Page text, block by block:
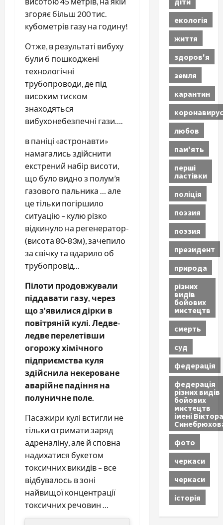
згоряє більш 200 тис.
кубометрів газу на годину!
Отже, в результаті вибуху
були б пошкоджені
технологічні
трубопроводи, де під
високим тиском
знаходяться
вибухонебезпечні гази….
в паніці «астронавти»
намагались здійснити
екстрений набір висоти,
що було видно з полум’я
газового пальника … але
це тільки погіршило
ситуацію – кулю різко
відкинуло на регенератор-
(висота 80-83м), зачепило
за свічку та вдарило об
трубопровід…
Пілоти продовжували
піддавати газу, через
що з’явилися дірки в
повітряній кулі. Ледве-
ледве перелетівши
огорожу хімічного
підприємства куля
здійснила некероване
аварійне падіння на
полуничне поле.
Пасажири кулі встигли не
тільки отримати заряд
адреналіну, але й сповна
надихатися букетом
токсичних викидів – все
відбувалось в зоні
найвищої концентрації
токсичних речовин …
екологія
життя
здоров'я
земля
карантин
коронавирус
любов
пам'ять
перші
ластівки
поліція
поэзия
поэзия
президент
природа
різних
видів
бойових
мистецтв
смерть
суд
федерація
федерація
різних видів
бойових
мистецтв
імені Віктора
фото
черкаси
черкаси
історія